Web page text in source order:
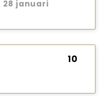
28 januari
10